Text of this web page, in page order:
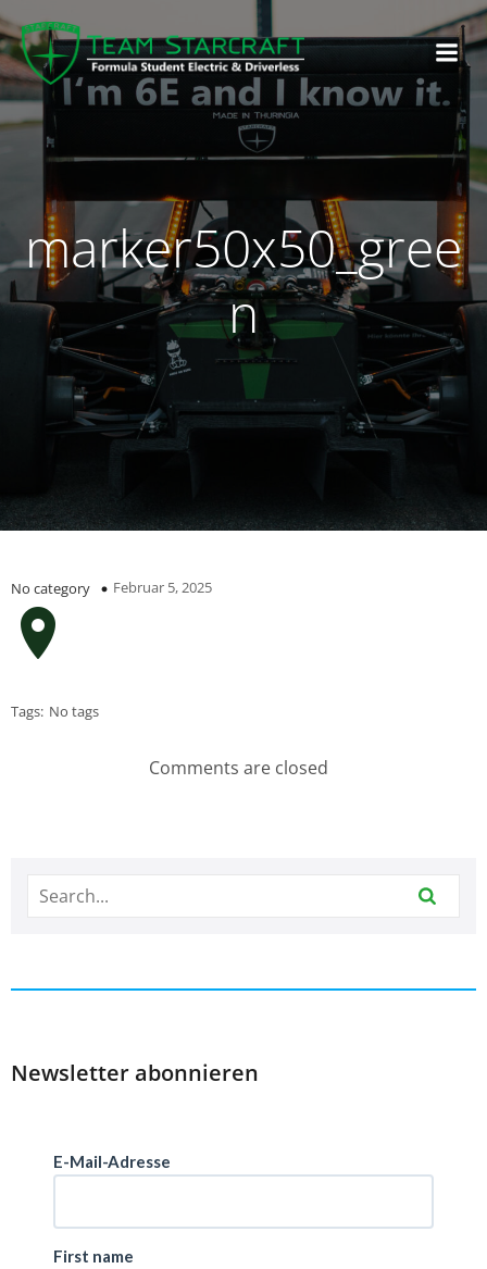
marker50x50_gree
n
No category Februar 5, 2025
Tags: No tags
Comments are closed
Newsletter abonnieren